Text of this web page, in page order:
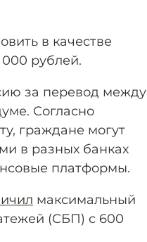
в качестве
рублей.
за перевод между
Согласно
граждане могут
в разных банках
платформы.
максимальный
(СБП) с 600